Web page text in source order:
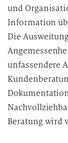
und
Information
Die
unfassendere
Beratung wird